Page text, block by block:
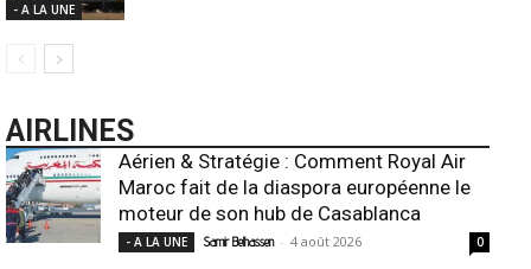
- A LA UNE
AIRLINES
Aérien & Stratégie : Comment Royal Air
Maroc fait de la diaspora européenne le
moteur de son hub de Casablanca
- A LA UNE Samir Belhassen - 4 août 2026 0